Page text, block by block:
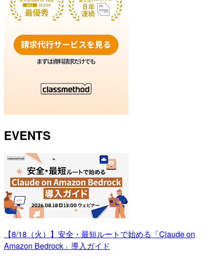
EVENTS
【8/18（火）】安全・最短ルートで始める「Claude on
Amazon Bedrock」導入ガイド